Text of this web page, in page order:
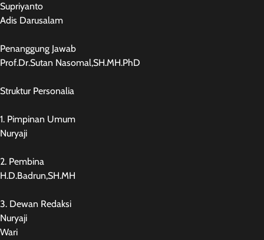
Supriyanto
Adis Darusalam
Penanggung Jawab
Prof.Dr.Sutan Nasomal,SH.MH.PhD
Struktur Personalia
1. Pimpinan Umum
Nuryaji
2. Pembina
H.D.Badrun,SH.MH
3. Dewan Redaksi
Nuryaji
Wari